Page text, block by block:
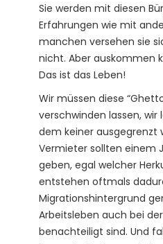
Sie werden mit diesen
Erfahrungen wie mit
manchen versehen sie
nicht. Aber auskommen
Das ist das Leben!
Wir müssen diese
verschwinden lassen, wir
dem keiner ausgegrenzt
Vermieter sollten einem
geben, egal welcher
entstehen oftmals
Migrationshintergrund
Arbeitsleben auch bei
benachteiligt sind. Und